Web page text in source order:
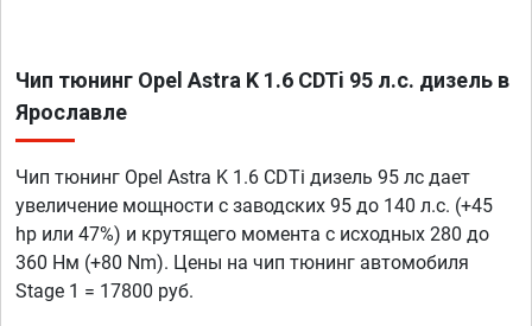
Чип тюнинг Opel Astra K 1.6 CDTi 95 л.с. дизель в
Ярославле
Чип тюнинг Opel Astra K 1.6 CDTi дизель 95 лс дает
увеличение мощности с заводских 95 до 140 л.с. (+45
hp или 47%) и крутящего момента с исходных 280 до
360 Нм (+80 Nm). Цены на чип тюнинг автомобиля
Stage 1 = 17800 руб.